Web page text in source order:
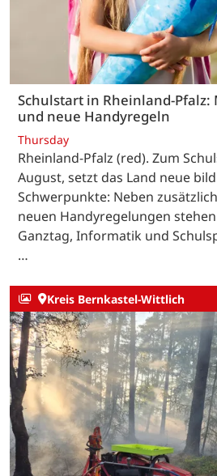
Schulstart in Rheinland-
und neue Handyregeln
Thursday
Rheinland-Pfalz (red). Zum
August, setzt das Land neue
Schwerpunkte: Neben
neuen Handyregelungen
Ganztag, Informatik und
…
Kreis Bernkastel-Wittlich